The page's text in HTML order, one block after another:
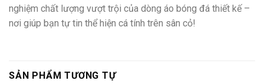
nghiệm chất lượng vượt trội của dòng áo bóng đá thiết kế –
nơi giúp bạn tự tin thể hiện cá tính trên sân cỏ!
SẢN PHẨM TƯƠNG TỰ